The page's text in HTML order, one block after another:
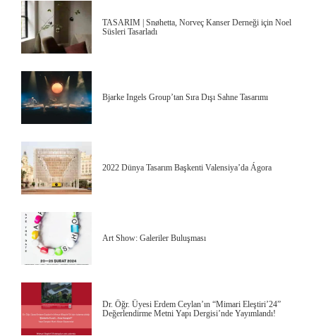
TASARIM | Snøhetta, Norveç Kanser Derneği için Noel
Süsleri Tasarladı
Bjarke Ingels Group’tan Sıra Dışı Sahne Tasarımı
2022 Dünya Tasarım Başkenti Valensiya’da Ágora
Art Show: Galeriler Buluşması
Dr. Öğr. Üyesi Erdem Ceylan’ın “Mimari Eleştiri’24”
Değerlendirme Metni Yapı Dergisi’nde Yayımlandı!